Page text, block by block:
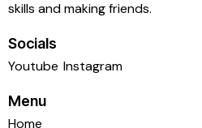
skills and making friends.
Socials
Youtube Instagram
Menu
Home